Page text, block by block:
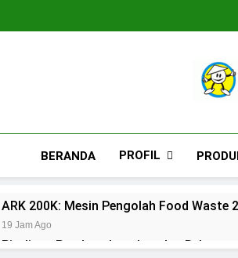
BERANDA PROFIL
ARK 200K: Mesin Pengolah Food
19 Jam Ago
Piroliser: Panduan Lengkap dan